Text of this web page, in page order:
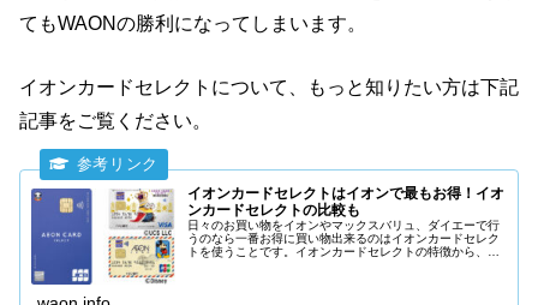
てもWAONの勝利になってしまいます。
イオンカードセレクトについて、もっと知りたい方は下記
記事をご覧ください。
イオンカードセレクトはイオンで最もお得！イオ
ンカードセレクトの比較も
日々のお買い物をイオンやマックスバリュ、ダイエーで行
うのなら一番お得に買い物出来るのはイオンカードセレク
トを使うことです。イオンカードセレクトの特徴から、イ